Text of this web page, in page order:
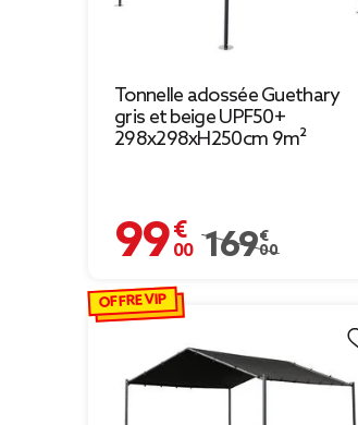
Tonnelle adossée Guethary
gris et beige UPF50+
298x298xH250cm 9m²
99,00 €
Prix remisé de
169,00 €
OFFRE VIP